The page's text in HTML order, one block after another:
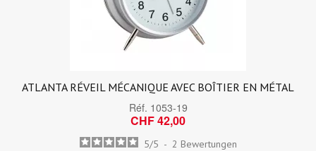
ATLANTA RÉVEIL MÉCANIQUE AVEC BOÎTIER EN MÉTAL
Réf. 1053-19
CHF 42,00
5/5 - 2 Bewertungen